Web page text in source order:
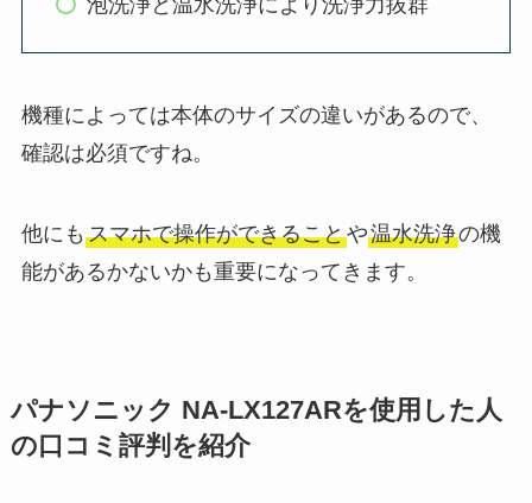
泡洗浄と温水洗浄により洗浄力抜群
機種によっては本体のサイズの違いがあるので、
確認は必須ですね。
他にも スマホで操作ができることや温水洗浄の機
能があるかないかも重要になってきます。
パナソニック NA-LX127ARを使用した人
の口コミ評判を紹介